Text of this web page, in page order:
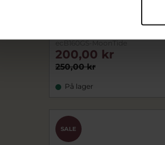
250,00 kr
200,00 kr
På lager
SALE